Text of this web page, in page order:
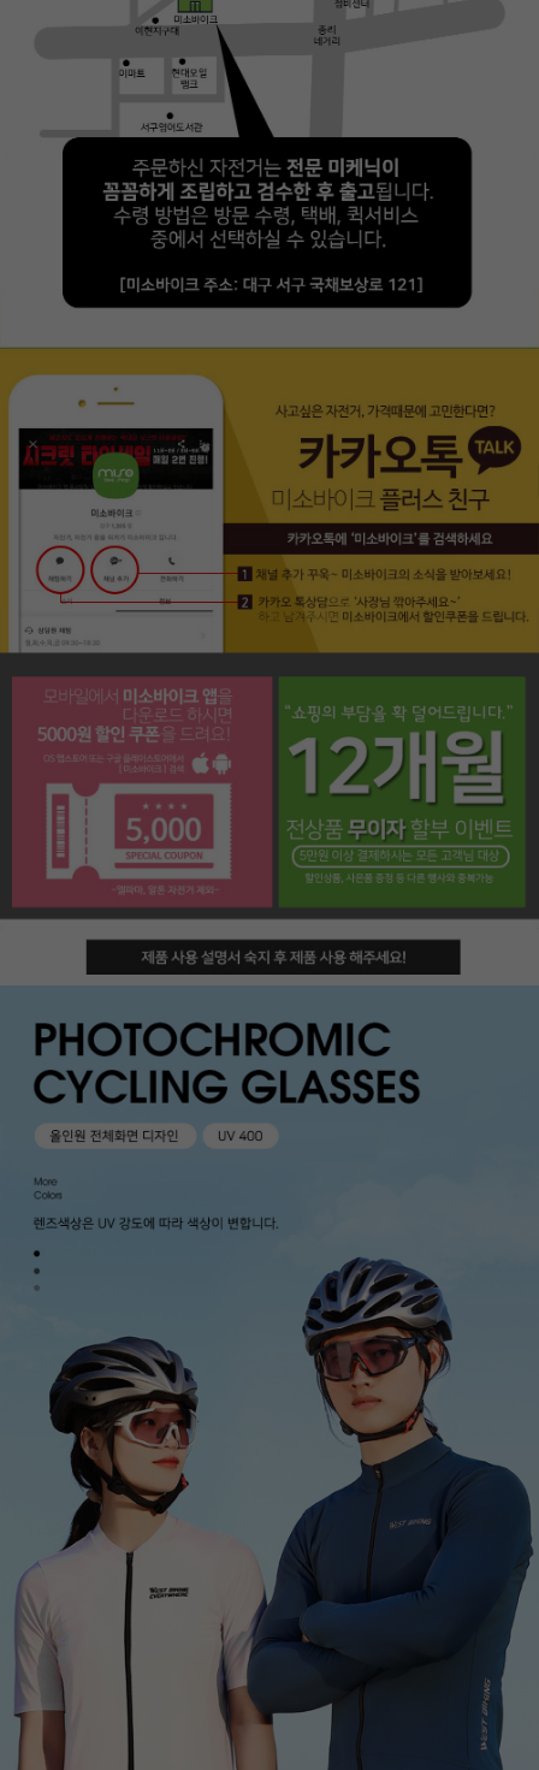
페이코 라이프